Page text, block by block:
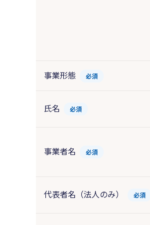
事業形態 必須
氏名 必須
事業者名
必須
代表者名（法人のみ） 必須